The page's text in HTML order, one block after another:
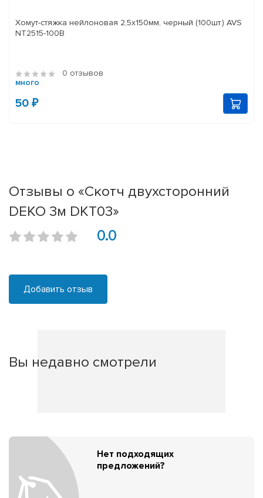
Хомут-стяжка нейлоновая 2,5х150мм, черный (100шт.) AVS
NT2515-100B
0 отзывов
много
50 ₽
Отзывы о «Скотч двухсторонний
DEKO 3м DKT03»
0.0
Добавить отзыв
Вы недавно смотрели
Нет подходящих
предложений?